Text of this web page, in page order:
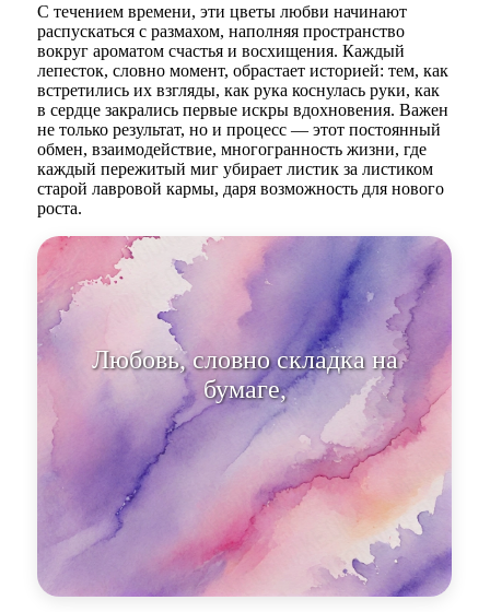
С течением времени, эти цветы любви начинают
распускаться с размахом, наполняя пространство
вокруг ароматом счастья и восхищения. Каждый
лепесток, словно момент, обрастает историей: тем, как
встретились их взгляды, как рука коснулась руки, как
в сердце закрались первые искры вдохновения. Важен
не только результат, но и процесс — этот постоянный
обмен, взаимодействие, многогранность жизни, где
каждый пережитый миг убирает листик за листиком
старой лавровой кармы, даря возможность для нового
роста.
Любовь, словно складка на
бумаге, складывается,
разворачивае